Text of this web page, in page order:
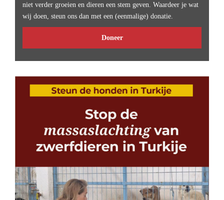
niet verder groeien en dieren een stem geven. Waardeer je wat
wij doen, steun ons dan met een (eenmalige) donatie.
Doneer